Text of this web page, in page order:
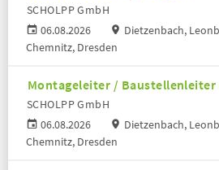
06.08.2026
SCHOLPP GmbH
Dietzenbach,
Chemnitz, Dresden
Montageleiter /
06.08.2026
SCHOLPP GmbH
Dietzenbach,
Chemnitz, Dresden